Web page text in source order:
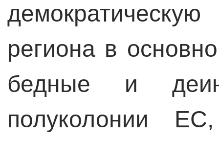
региона в
бедные и
полуколонии